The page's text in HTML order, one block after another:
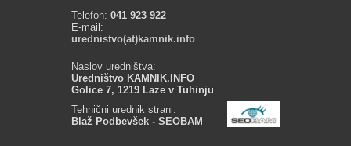
Telefon: 041 923 922
E-mail:
urednistvo(at)kamnik.info
Naslov uredništva:
Uredništvo KAMNIK.INFO
Golice 7, 1219 Laze v Tuhinju
Tehnični urednik strani:
Blaž Podbevšek - SEOBAM